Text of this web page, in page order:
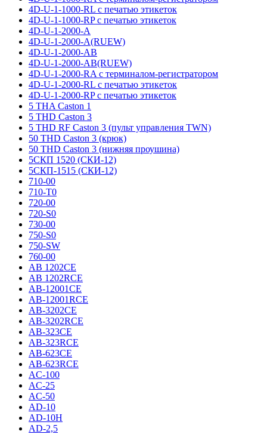
4D-U-1-1000-RL с печатью этикеток
4D-U-1-1000-RP с печатью этикеток
4D-U-1-2000-A
4D-U-1-2000-A(RUEW)
4D-U-1-2000-AB
4D-U-1-2000-AB(RUEW)
4D-U-1-2000-RA с терминалом-регистратором
4D-U-1-2000-RL с печатью этикеток
4D-U-1-2000-RP с печатью этикеток
5 THA Caston 1
5 THD Caston 3
5 THD RF Caston 3 (пульт управления TWN)
50 THD Caston 3 (крюк)
50 THD Caston 3 (нижняя проушина)
5СКП 1520 (СКИ-12)
5СКП-1515 (СКИ-12)
710-00
710-T0
720-00
720-S0
730-00
750-S0
750-SW
760-00
AB 1202CE
AB 1202RCE
AB-12001CE
AB-12001RCE
AB-3202CE
AB-3202RCE
AB-323CE
AB-323RCE
AB-623CE
AB-623RCE
AC-100
AC-25
AC-50
AD-10
AD-10H
AD-2,5